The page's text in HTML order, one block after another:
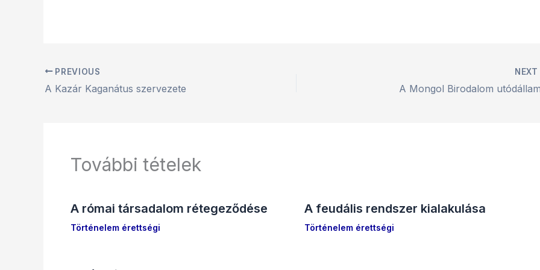
PREVIOUS
A Kazár Kaganátus szervezete
NEXT
A Mongol Birodalom
További tételek
A római társadalom rétegeződése
Történelem érettségi
A feudális rendszer kialakulása
Történelem érettségi